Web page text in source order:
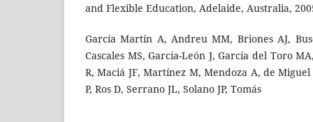
and Flexible Education, Adelaide, Australia,
García Martín A, Andreu MM, Briones AJ,
Cascales MS, García-León J, García del Toro
R, Maciá JF, Martínez M, Mendoza A, de
P, Ros D, Serrano JL, Solano JP, Tomás